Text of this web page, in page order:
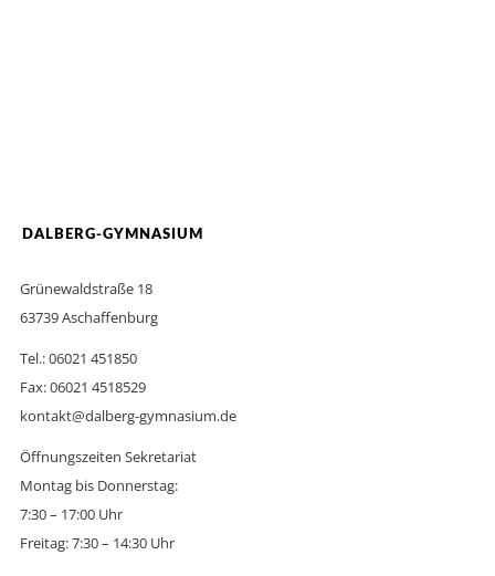
DALBERG-GYMNASIUM
Grünewaldstraße 18
63739 Aschaffenburg
Tel.: 06021 451850
Fax: 06021 4518529
kontakt@dalberg-gymnasium.de
Öffnungszeiten Sekretariat
Montag bis Donnerstag:
7:30 – 17:00 Uhr
Freitag: 7:30 – 14:30 Uhr